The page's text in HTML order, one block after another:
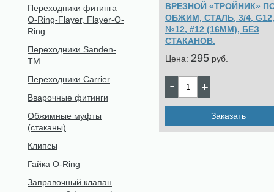
ВРЕЗНОЙ «ТРОЙНИК»
ОБЖИМ, СТАЛЬ, 3/4, G12,
№12, #12 (16ММ), БЕЗ
СТАКАНОВ.
Цена: 295 pуб.
Заказать
Переходники фитинга
O-Ring-Flayer, Flayer-O-
Ring
Переходники Sanden-
TM
Переходники Carrier
Вварочные фитинги
Обжимные муфты
(стаканы)
Клипсы
Гайка O-Ring
Заправочный клапан